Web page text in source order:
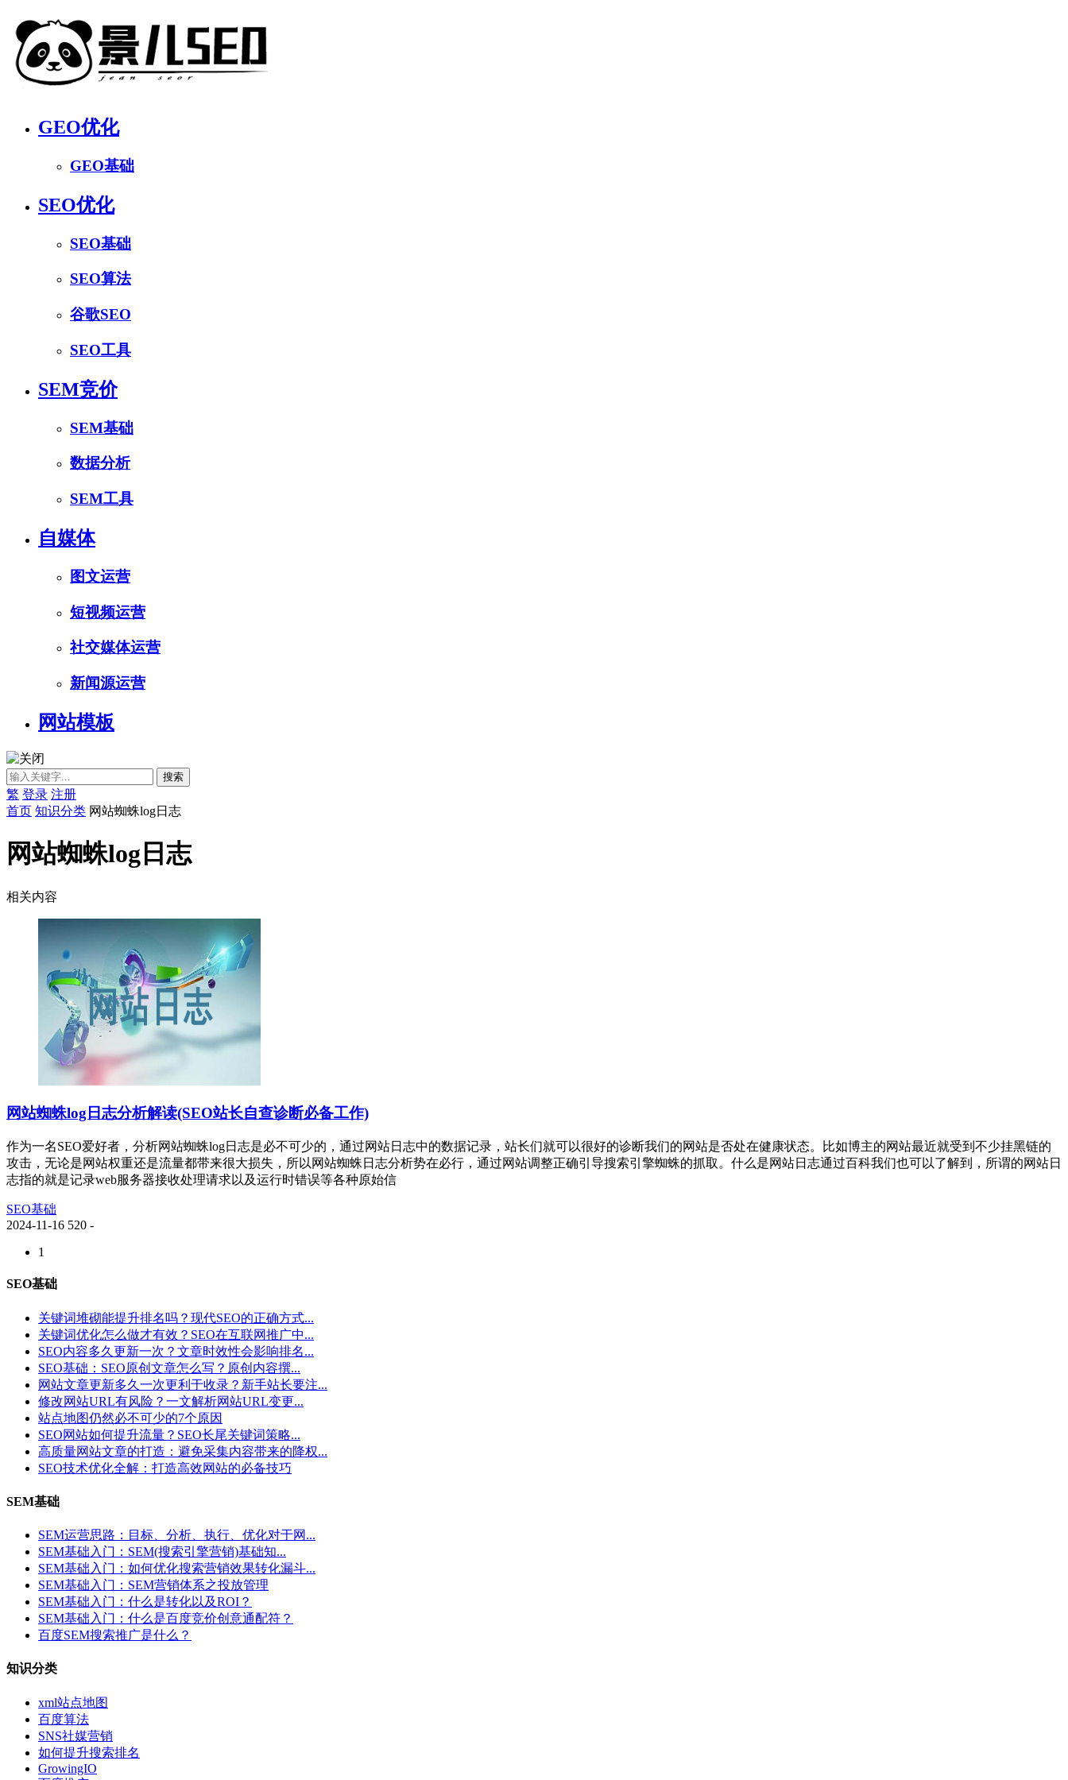
GEO优化
GEO基础
SEO优化
SEO基础
SEO算法
谷歌SEO
SEO工具
SEM竞价
SEM基础
数据分析
SEM工具
自媒体
图文运营
短视频运营
社交媒体运营
新闻源运营
网站模板
繁 登录 注册
首页 知识分类 网站蜘蛛log日志
网站蜘蛛log日志
相关内容
网站蜘蛛log日志分析解读(SEO站长自查诊断必备工作)
作为一名SEO爱好者，分析网站蜘蛛log日志是必不可少的，通过网站日志中的数据记录，站长们就可以很好的诊断我们的网站是否处在健康状态。比如博主的网站最近就受到不少挂黑链的
攻击，无论是网站权重还是流量都带来很大损失，所以网站蜘蛛日志分析势在必行，通过网站调整正确引导搜索引擎蜘蛛的抓取。什么是网站日志通过百科我们也可以了解到，所谓的网站日
志指的就是记录web服务器接收处理请求以及运行时错误等各种原始信
SEO基础
2024-11-16 520 -
1
SEO基础
关键词堆砌能提升排名吗？现代SEO的正确方式...
关键词优化怎么做才有效？SEO在互联网推广中...
SEO内容多久更新一次？文章时效性会影响排名...
SEO基础：SEO原创文章怎么写？原创内容撰...
网站文章更新多久一次更利于收录？新手站长要注...
修改网站URL有风险？一文解析网站URL变更...
站点地图仍然必不可少的7个原因
SEO网站如何提升流量？SEO长尾关键词策略...
高质量网站文章的打造：避免采集内容带来的降权...
SEO技术优化全解：打造高效网站的必备技巧
SEM基础
SEM运营思路：目标、分析、执行、优化对于网...
SEM基础入门：SEM(搜索引擎营销)基础知...
SEM基础入门：如何优化搜索营销效果转化漏斗...
SEM基础入门：SEM营销体系之投放管理
SEM基础入门：什么是转化以及ROI？
SEM基础入门：什么是百度竞价创意通配符？
百度SEM搜索推广是什么？
知识分类
xml站点地图
百度算法
SNS社媒营销
如何提升搜索排名
GrowingIO